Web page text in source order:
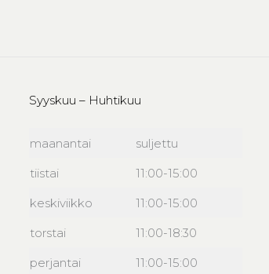
Syyskuu – Huhtikuu
maanantai
suljettu
tiistai
11:00-15:00
keskiviikko
11:00-15:00
torstai
11:00-18:30
perjantai
11:00-15:00